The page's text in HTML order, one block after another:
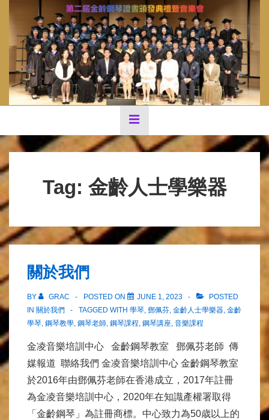
Main
Content
Navigation
Tag: 金齡人士學樂器
關於我們
BY GRAC POSTED ON JUNE 1, 2023
POSTED
IN 關於我們 TAGGED WITH 學琴, 鄧佩芬, 金齡人士學樂器, 金齡
學琴, 鋼琴教學, 鋼琴老師, 鋼琴課程, 鋼琴講座, 音樂課程
金凌音樂培訓中心 金齡鋼琴教室 鄧佩芬老師 傳
媒報道 聯絡我們 金凌音樂培訓中心 金齡鋼琴教室
於2016年由鄧佩芬老師在香港成立，2017年註冊
為金凌音樂培訓中心，2020年在知識產權署取得
「金齡鋼琴」為註冊商標。中心致力為50歳以上的